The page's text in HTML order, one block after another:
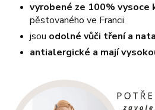
vyrobené ze 100% vysoce
pěstovaného ve Francii
jsou odolné vůči tření a
antialergické a mají